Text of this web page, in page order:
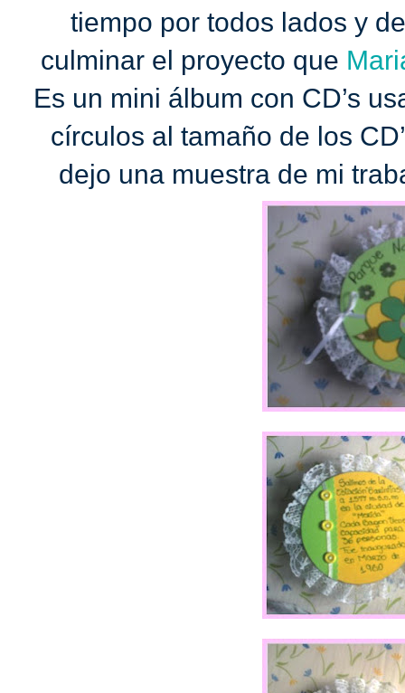
tiempo por todos lados y
culminar el proyecto que
Es un mini álbum con CD’s
círculos al tamaño de los
dejo una muestra de mi